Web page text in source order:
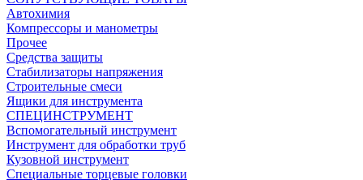
Автохимия
Компрессоры и манометры
Прочее
Средства защиты
Стабилизаторы напряжения
Строительные смеси
Ящики для инструмента
СПЕЦИНСТРУМЕНТ
Вспомогательный инструмент
Инструмент для обработки труб
Кузовной инструмент
Специальные торцевые головки